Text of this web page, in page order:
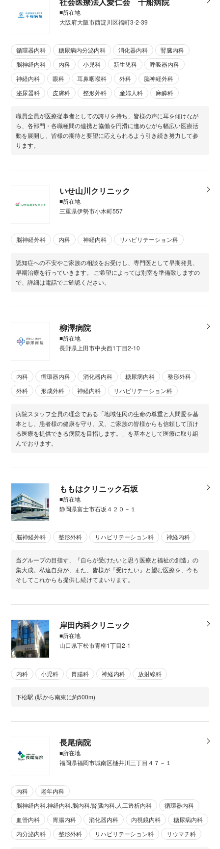
■所在地
大阪府大阪市西淀川区福町3-2-39
循環器内科 糖尿病内分泌内科 消化器内科
腎臓内科
脳神経内科
内科 小児科 新生児科
呼吸器内科
神経内科
眼科 耳鼻咽喉科 外科
脳神経外科
泌尿器科
皮膚科 整形外科 産婦人科 麻酔科
職員全員が医療従事者としての誇りを持ち、皆様の声に耳を傾けなが
ら、各部門・各職種間の連携と協働を円滑に進めながら幅広い医療活
動を展開し、皆様の期待と要望に応えられるよう引き続き努力して参
ります。
いせ山川クリニック
■所在地
三重県伊勢市小木町557
脳神経外科 内科 神経内科 リハビリテーション科
認知症への不安やご家族の相談をお受けし、専門医として早期発見、
早期治療を行っていきます。 ご希望によっては別室を準備致しますの
で、詳細は電話でご確認ください。
柳澤病院
■所在地
長野県上田市中央西1丁目2-10
内科 循環器内科 消化器内科 糖尿病内科
整形外科
外科
形成外科 神経内科 リハビリテーション科
病院スタッフ全員の理念である「地域住民の生命の尊重と人間愛を基
本とし、患者様の健康を守り、又、ご家族の皆様からも信頼して頂け
る医療を提供できる病院を目指します。」を基本として医療に取り組
んでおります。
ももはクリニック石坂
■所在地
静岡県富士市石坂４２０－１
脳神経外科 整形外科 リハビリテーション科 神経内科
当グループの目指す、『自らが受けたいと思う医療と福祉の創造』の
集大成。私達自身が、また、皆様が『受けたい』と望む医療を、今も
そしてこれからも提供し続けてまいります。
岸田内科クリニック
■所在地
山口県下松市青柳1丁目2-1
内科 小児科 胃腸科 神経内科 放射線科
下松駅 (駅から南東に約500m)
長尾病院
■所在地
福岡県福岡市城南区樋井川三丁目４７－１
内科
老年内科
脳神経内科.神経内科.脳内科.腎臓内科.人工透析内科
循環器内科
血管内科
胃腸内科 消化器内科 内視鏡内科
糖尿病内科
内分泌内科
整形外科 リハビリテーション科 リウマチ科